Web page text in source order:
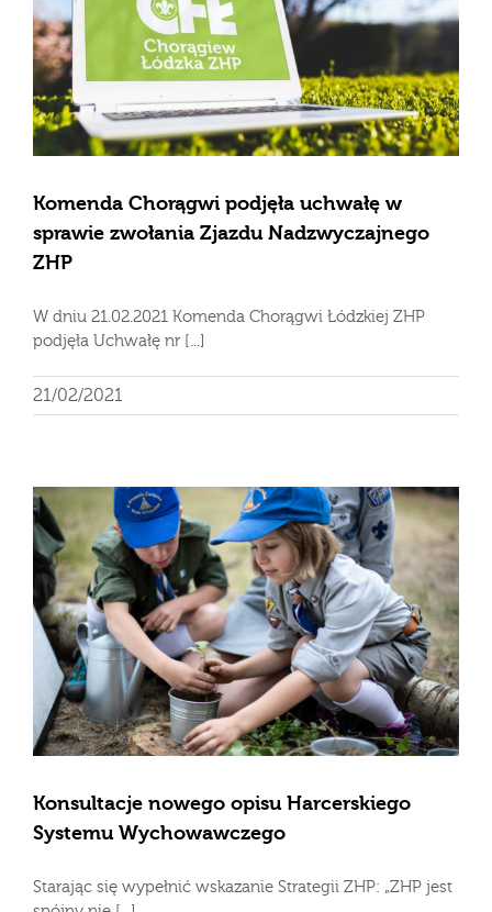
Komenda Chorągwi podjęła uchwałę w
sprawie zwołania Zjazdu Nadzwyczajnego
ZHP
W dniu 21.02.2021 Komenda Chorągwi Łódzkiej ZHP
podjęła Uchwałę nr [...]
21/02/2021
Konsultacje nowego opisu Harcerskiego
Systemu Wychowawczego
Starając się wypełnić wskazanie Strategii ZHP: „ZHP jest